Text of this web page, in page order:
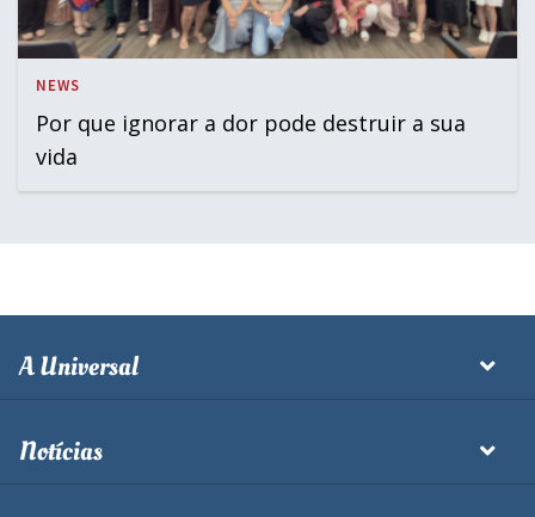
NEWS
Por que ignorar a dor pode destruir a sua
vida
A Universal
Notícias